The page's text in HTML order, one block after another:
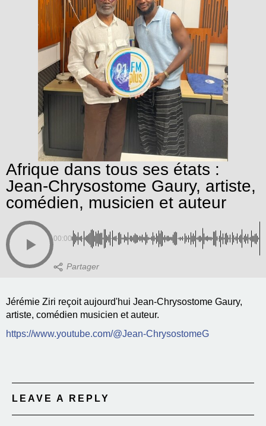
Afrique dans tous ses états :
Jean-Chrysostome Gaury, artiste,
comédien, musicien et auteur
00:00
Jérémie Ziri reçoit aujourd'hui Jean-Chrysostome Gaury,
artiste, comédien musicien et auteur.
https://www.youtube.com/@Jean-ChrysostomeG
LEAVE A REPLY